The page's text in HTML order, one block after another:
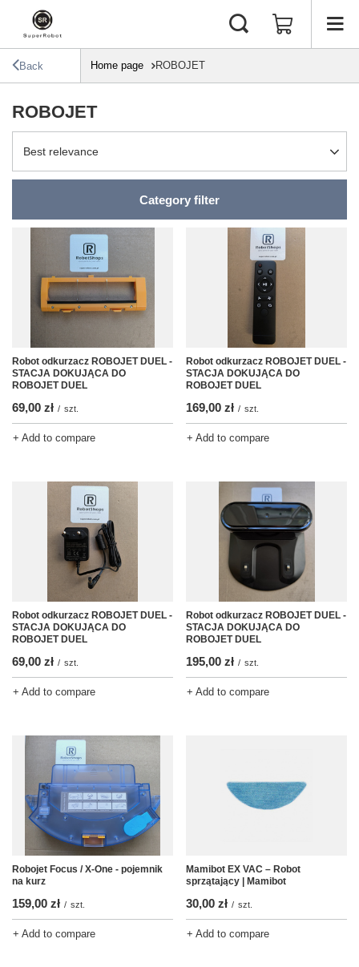
Back Home page ROBOJET
ROBOJET
Change sorting
Best relevance
Category filter
Robot odkurzacz ROBOJET DUEL -
STACJA DOKUJĄCA DO
ROBOJET DUEL
69,00 zł / szt.
+ Add to compare
Robot odkurzacz ROBOJET DUEL -
STACJA DOKUJĄCA DO
ROBOJET DUEL
169,00 zł / szt.
+ Add to compare
Robot odkurzacz ROBOJET DUEL -
STACJA DOKUJĄCA DO
ROBOJET DUEL
69,00 zł / szt.
+ Add to compare
Robot odkurzacz ROBOJET DUEL -
STACJA DOKUJĄCA DO
ROBOJET DUEL
195,00 zł / szt.
+ Add to compare
Robojet Focus / X-One - pojemnik
na kurz
159,00 zł / szt.
+ Add to compare
Mamibot EX VAC – Robot
sprzątający | Mamibot
30,00 zł / szt.
+ Add to compare